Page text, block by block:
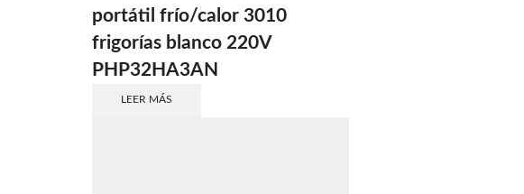
portátil frío/calor 3010
frigorías blanco 220V
PHP32HA3AN
LEER MÁS